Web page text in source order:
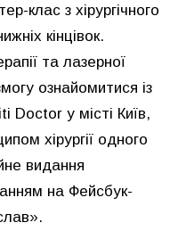
клас з хірургічного
кінцівок.
та лазерної
ознайомитися із
Doctor у місті Київ,
хірургії одного
видання
на Фейсбук-